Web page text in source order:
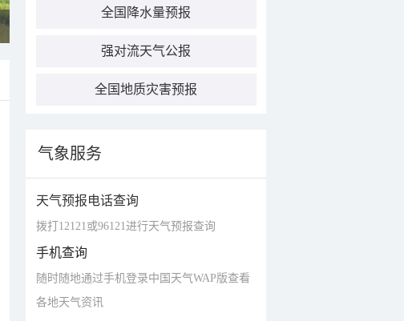
全国降水量预报
强对流天气公报
全国地质灾害预报
气象服务
天气预报电话查询
拨打12121或96121进行天气预报查询
手机查询
随时随地通过手机登录中国天气WAP版查看
各地天气资讯